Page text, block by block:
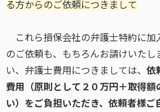
る方からのご依頼につきまして
これら損保会社の弁護士特約に加
のご依頼も、もちろんお請けいた
い、弁護士費用につきましては、 依
費用（原則として２０万円＋取得額
い）をご負担いただき、依頼者様ご